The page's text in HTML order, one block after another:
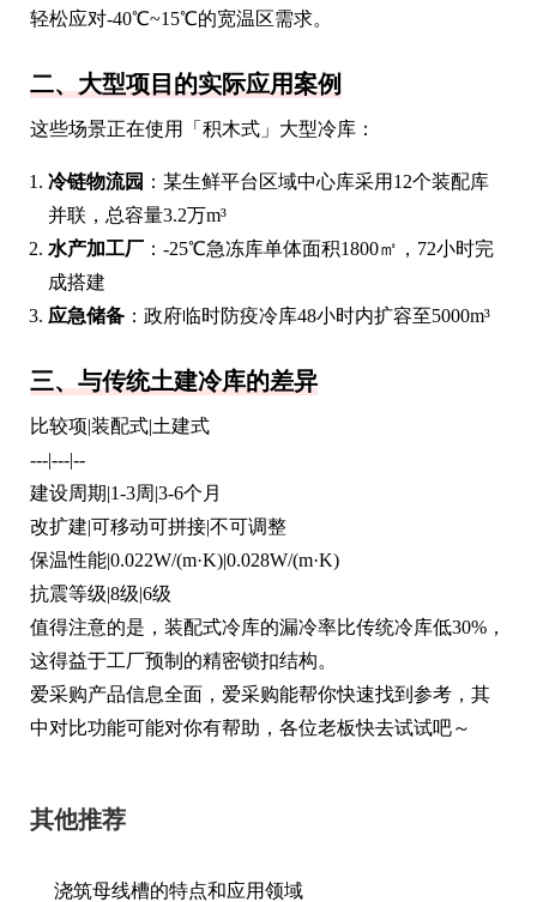
轻松应对-40℃~15℃的宽温区需求。
二、大型项目的实际应用案例
这些场景正在使用「积木式」大型冷库：
冷链物流园 ：某生鲜平台区域中心库采用12个装配库
并联，总容量3.2万m³
水产加工厂 ：-25℃急冻库单体面积1800㎡，72小时完
成搭建
应急储备 ：政府临时防疫冷库48小时内扩容至5000m³
三、与传统土建冷库的差异
比较项|装配式|土建式
---|---|--
建设周期|1-3周|3-6个月
改扩建|可移动可拼接|不可调整
保温性能|0.022W/(m·K)|0.028W/(m·K)
抗震等级|8级|6级
值得注意的是，装配式冷库的漏冷率比传统冷库低30%，
这得益于工厂预制的精密锁扣结构。
爱采购产品信息全面，爱采购能帮你快速找到参考，其
中对比功能可能对你有帮助，各位老板快去试试吧～
其他推荐
浇筑母线槽的特点和应用领域